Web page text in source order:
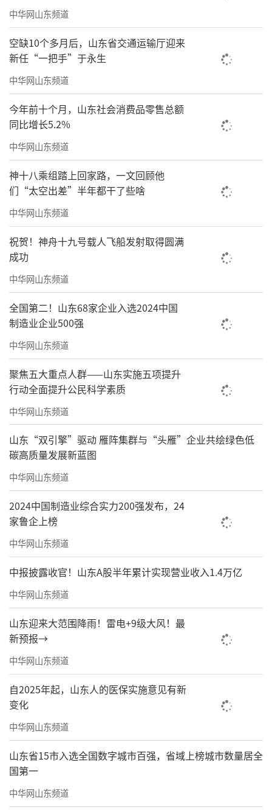
中华网山东频道
空缺10个多月后，山东省交通运输厅迎来
新任“一把手”于永生
中华网山东频道
今年前十个月，山东社会消费品零售总额
同比增长5.2%
中华网山东频道
神十八乘组踏上回家路，一文回顾他
们“太空出差”半年都干了些啥
中华网山东频道
祝贺！神舟十九号载人飞船发射取得圆满
成功
中华网山东频道
全国第二！山东68家企业入选2024中国
制造业企业500强
中华网山东频道
聚焦五大重点人群——山东实施五项提升
行动全面提升公民科学素质
中华网山东频道
山东“双引擎”驱动 雁阵集群与“头雁”企业共绘绿色低
碳高质量发展新蓝图
中华网山东频道
2024中国制造业综合实力200强发布，24
家鲁企上榜
中华网山东频道
中报披露收官！山东A股半年累计实现营业收入1.4万亿
中华网山东频道
山东迎来大范围降雨！雷电+9级大风！最
新预报→
中华网山东频道
自2025年起，山东人的医保实施意见有新
变化
中华网山东频道
山东省15市入选全国数字城市百强，省域上榜城市数量居全
国第一
中华网山东频道